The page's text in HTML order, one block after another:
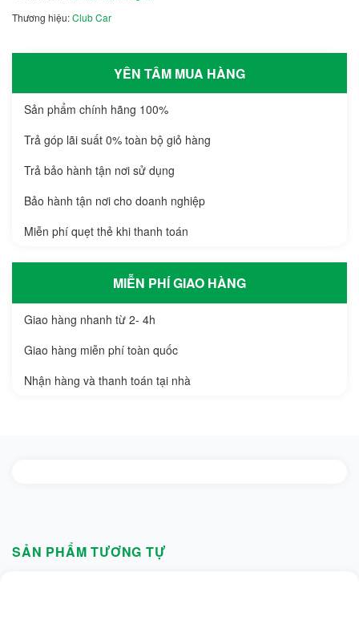
Thương hiệu:Club Car
YÊN TÂM MUA HÀNG
Sản phẩm chính hãng 100%
Trả góp lãi suất 0% toàn bộ giỏ hàng
Trả bảo hành tận nơi sử dụng
Bảo hành tận nơi cho doanh nghiệp
Miễn phí quẹt thẻ khi thanh toán
MIỄN PHÍ GIAO HÀNG
Giao hàng nhanh từ 2- 4h
Giao hàng miễn phí toàn quốc
Nhận hàng và thanh toán tại nhà
SẢN PHẨM TƯƠNG TỰ